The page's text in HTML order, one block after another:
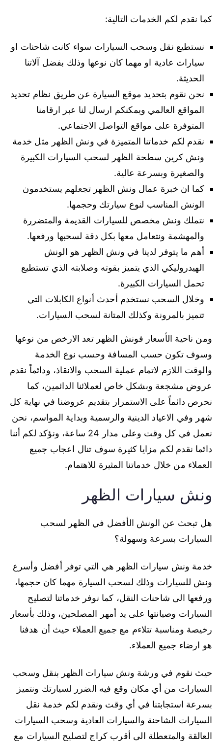
كما نقدم لكم الخدمات التالية:
نستطيع نقل وسحب السيارات سواء كانت شاحنات او
سيارات عادية او مهما كان نوعها وذلك بفضل آلاتنا
الحديثة.
نحن نقوم بتحديد موقع السيارة عن طريق نظام تحديد
المواقع العالمي ويمكنكم ارسال لنا عبر ارقامنا
المتوفرة على مواقع التواصل الاجتماعي.
نقدم لكم خدماتنا المتميزة في ونش الظهر مثل خدمة
ونش كرين سطحة الظهر لسحب السيارات الكبيرة
والصغيرة وبسرعة عالية.
كما ان خبرة عمال ونش الظهر تجعلهم يستخدمون
الونش المناسب لنوع سيارتك وحجمها.
نتملك ونش مخصص للسيارات القديمة والمتضررة
والمهشمة ونتعامل معها بكل دقة لسحبها ورفعها.
أهم ما يتوفر لدينا في ونش الظهر هو الونش
الهيدروليكي الذي يتميز بقوته وصلابته الذي تستطيع
تحمل السيارات الكبيرة.
وخلال السحب نستخدم أحدث أنواع الكابلات التي
تتميز بالمرونة وكذلك المتانة لسحب السيارات.
ومن ناحية الأسعار فونش الظهر تعد الارخص من نوعها
وسوف تكون حسب المسافة وحسب نوع الخدمة
والوقت اللازم لاتمام عملية السحب والانقاذ، ودائماً نقدم
عروض مشجعة وبشكل خاص لعملائنا الدائمين، كما
نحرص دائماً على الاستمرار بتقديم عروضنا في نهاية كل
شهر وفي الاعياد الدينية والرسمية وبداية المواسم، نحن
نعمل في كل وقت وعلى مدار 24 ساعة، ونؤكد لكم أننا
دائما نقدم لكم مزايا كثيرة سوف تنال اعجاب جميع
العملاء من خلال خدماتنا المثيرة للاهتمام.
ونش سيارات الظهر
هل تبحث عن الونش الأفضل في الظهر لسحب
السيارات بسرعة وسهولة؟
خدمة ونش سيارات الظهر هي التي توفر أفضل وأسرع
ونش للسيارات وذلك لسحب السيارة مهما كان حجمها،
ورفعها الى شاحنات النقل، كما نوفر خدماتنا لتصليح
السيارات وصيانتها على يد أمهر المصلحين، وذلك بأسعار
رخيصة ومناسبة تتلاءم مع جميع العملاء حيث أن هدفنا
هو ارضاء جميع العملاء.
حيث نقوم في ورشة ونش سيارات الظهر بنقل وسحب
السيارات من أي مكان وقع فيه الضرر لسيارتك ونتميز
بسرعة استجابتنا في أي وقت ونقدم لكم خدمة نقل
السيارات الشاحنة والسيارات العادية وسحب السيارات
العالقة والمتعطلة الى أقرب كراج لتصليح السيارات مع